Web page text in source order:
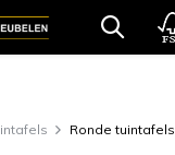
Ronde tuintafels